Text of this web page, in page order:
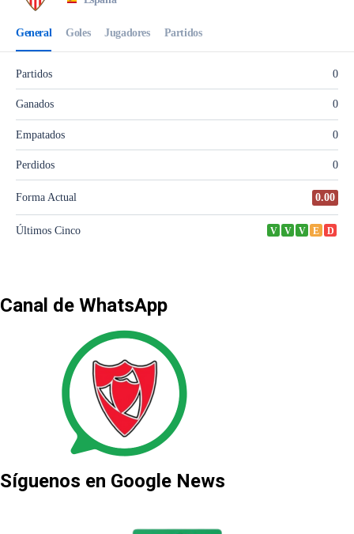
Canal de WhatsApp
Síguenos en Google News